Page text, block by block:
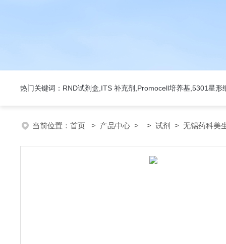
热门关键词：RND试剂盒,ITS 补充剂,Promocell培养基,5301星形
当前位置： 首页 > 产品中心 > > 试剂 > 无锡药科美